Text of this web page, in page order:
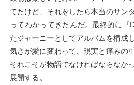
てたけど、それをしたら本当のサン
ってわかってきたんだ。最終的に『
たジャーニーとしてアルバムを構成
気さが愛に変わって、現実と痛みの
それこそが物語でなければならなか
展開する。